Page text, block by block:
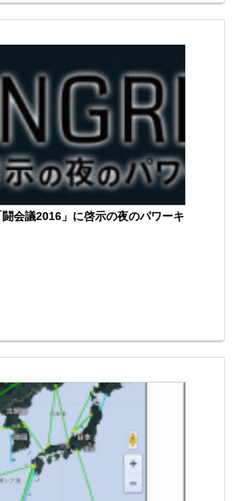
会議2016」に啓示の夜のパワーキ